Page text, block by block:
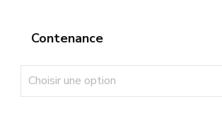
Contenance